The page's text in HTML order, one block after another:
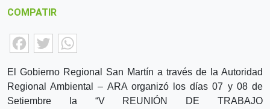
COMPATIR
Facebook
Twitter
El Gobierno Regional San Martín a través de la Autoridad
Regional Ambiental – ARA organizó los días 07 y 08 de
Setiembre la “V REUNIÓN DE TRABAJO